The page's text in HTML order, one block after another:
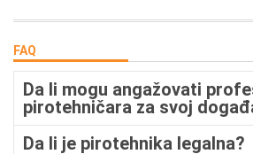
FAQ
Da li mogu angažovati
pirotehničara za svoj
Da li je pirotehnika legalna?